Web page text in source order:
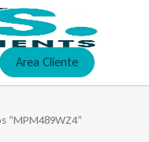
Area Cliente
“MPM489WZ4”